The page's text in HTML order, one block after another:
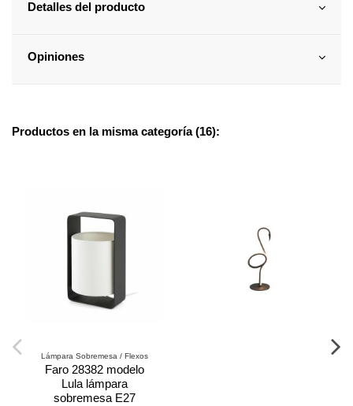
Detalles del producto
Opiniones
Productos en la misma categoría (16):
Lámpara Sobremesa / Flexos
Faro 28382 modelo
Lula lámpara
sobremesa E27